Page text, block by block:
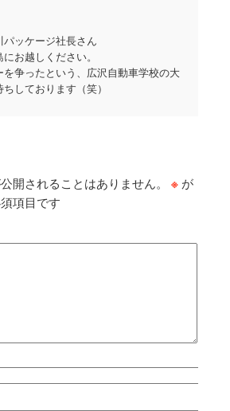
パッケージ社長さん
お越しください。
を争ったという、広沢自動車学校の大
しております（笑）
開されることはありません。 ※ が
項目です